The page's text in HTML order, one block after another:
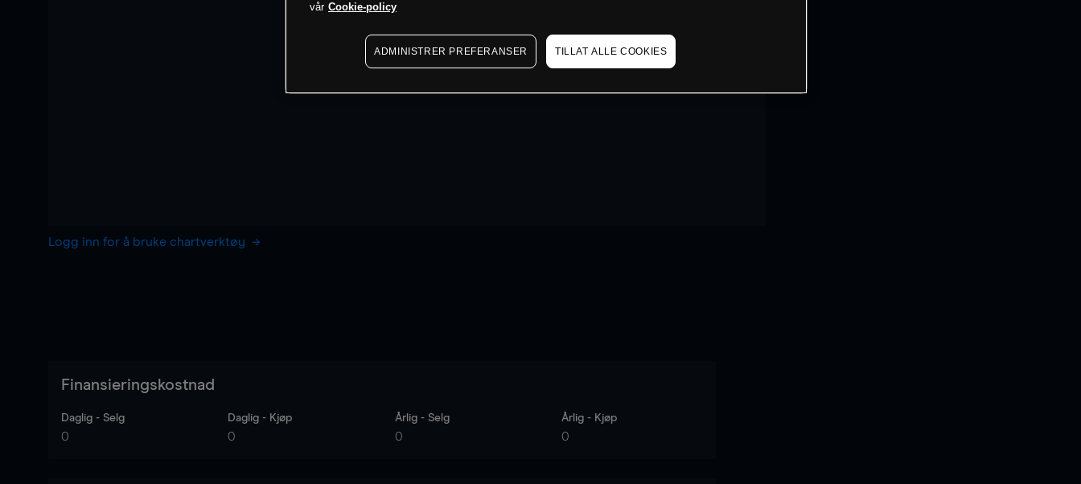
Logg inn for å bruke chartverktøy
Finansieringskostnad
Daglig - Selg
0
Daglig - Kjøp
0
Årlig - Selg
0
Årlig - Kjøp
0
vår Cookie-policy
ADMINISTRER PREFERANSER TILLAT ALLE COOKIES